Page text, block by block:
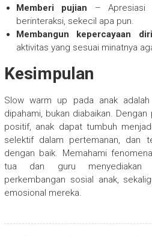
Memberi pujian – Apresiasi
berinteraksi, sekecil apa pun.
Membangun kepercayaan diri
aktivitas yang sesuai minatnya
Kesimpulan
Slow warm up pada anak
dipahami, bukan diabaikan.
positif, anak dapat tumbuh
selektif dalam pertemanan, dan
dengan baik. Memahami
tua dan guru menyediakan
perkembangan sosial anak,
emosional mereka.